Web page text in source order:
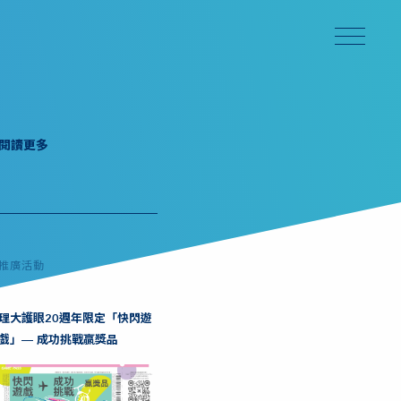
讀更多
廣活動
大護眼20週年限定「快閃遊
」— 成功挑戰贏獎品